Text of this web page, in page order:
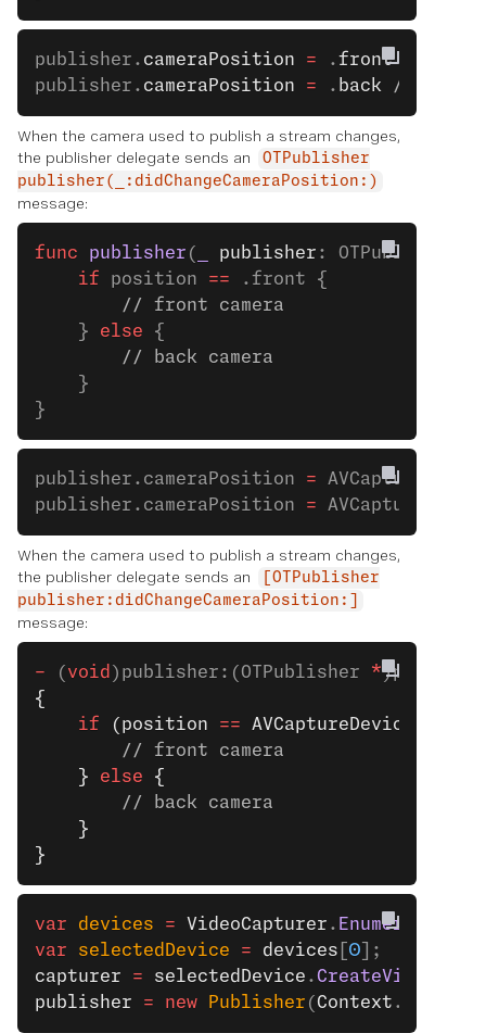
publisher. cameraPosition = .front // front
publisher. cameraPosition = . back // back
When the camera used to publish a stream changes,
the publisher delegate sends an
OTPublisher
publisher(_:didChangeCameraPosition:)
message:
func publisher ( publisher : OTPublisher,
    if
position == .front {
        // front camera
    }
else {
        // back camera
    }
}
publisher.cameraPosition =
publisher.cameraPosition =
When the camera used to publish a stream changes,
the publisher delegate sends an
[OTPublisher
publisher:didChangeCameraPosition:]
message:
- ( void )publisher:(OTPublisher *
{
    if
(position ==
        // front camera
    }
else {
        // back camera
    }
}
var devices = VideoCapturer .
var selectedDevice = devices 0 ];
capturer = selectedDevice .
publisher = new Publisher ( Context .